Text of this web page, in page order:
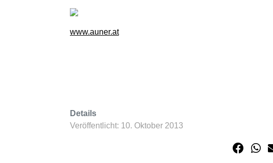
www.auner.at
Details
Veröffentlicht: 10. Oktober 2013